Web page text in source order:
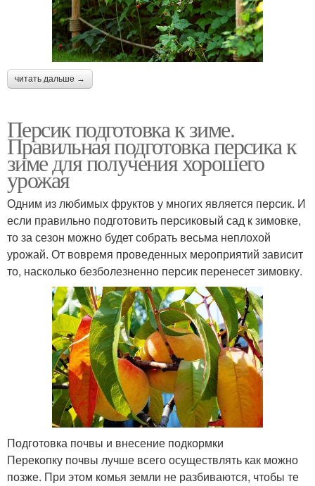
читать дальше →
Персик подготовка к зиме.
Правильная подготовка персика к
зиме для получения хорошего
урожая
Одним из любимых фруктов у многих является персик. И
если правильно подготовить персиковый сад к зимовке,
то за сезон можно будет собрать весьма неплохой
урожай. От вовремя проведенных мероприятий зависит
то, насколько безболезненно персик перенесет зимовку.
Подготовка почвы и внесение подкормки
Перекопку почвы лучше всего осуществлять как можно
позже. При этом комья земли не разбиваются, чтобы те